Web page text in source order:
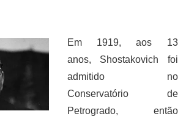
Em 1919, aos 13
anos, Shostakovich foi
admitido no
Conservatório de
Petrogrado, então